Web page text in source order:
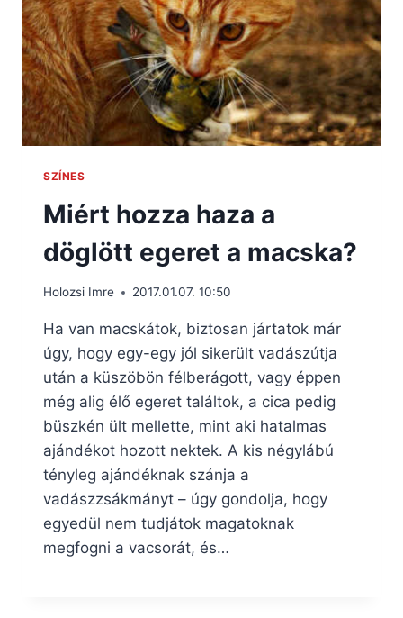
SZÍNES
Miért hozza haza a
döglött egeret a macska?
Holozsi Imre 2017.01.07. 10:50
Ha van macskátok, biztosan jártatok már
úgy, hogy egy-egy jól sikerült vadászútja
után a küszöbön félberágott, vagy éppen
még alig élő egeret találtok, a cica pedig
büszkén ült mellette, mint aki hatalmas
ajándékot hozott nektek. A kis négylábú
tényleg ajándéknak szánja a
vadászzsákmányt – úgy gondolja, hogy
egyedül nem tudjátok magatoknak
megfogni a vacsorát, és…